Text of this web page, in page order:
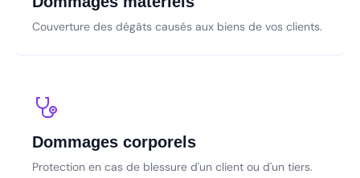
Couverture des dégâts causés aux biens de vos clients.
Dommages corporels
Protection en cas de blessure d'un client ou d'un tiers.